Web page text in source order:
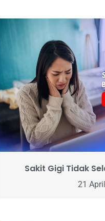
Sakit Gigi Tidak
21